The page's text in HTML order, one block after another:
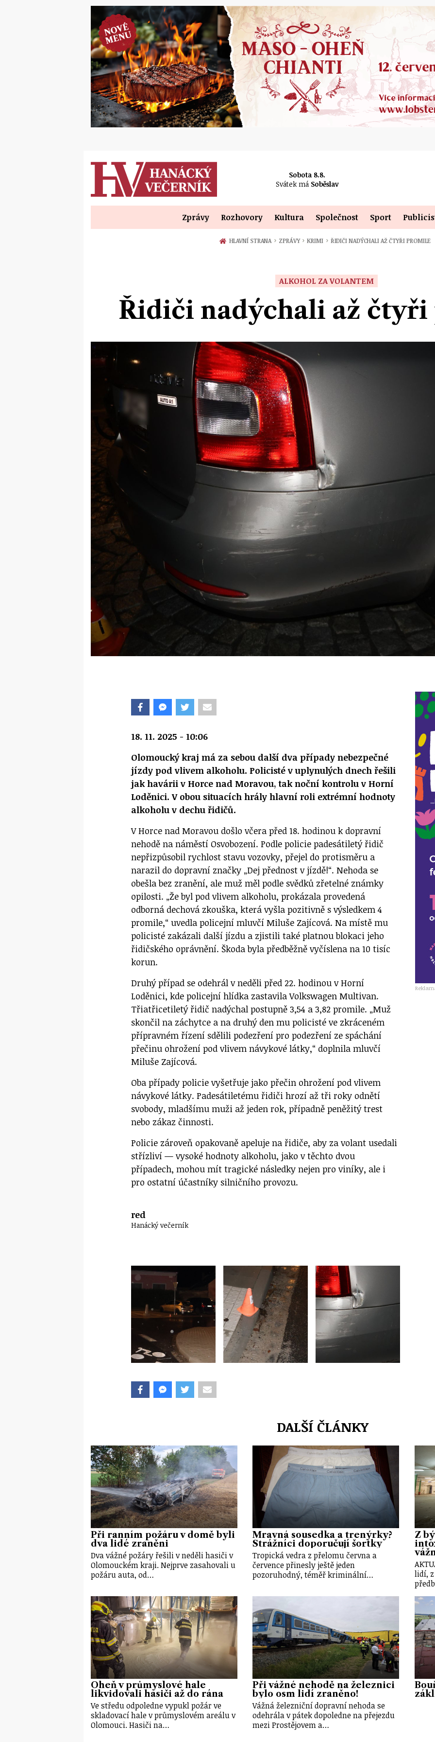
Sobota 8.8.
Svátek má Soběslav
Zprávy Rozhovory Kultura Společnost Sport
HLAVNÍ STRANA › ZPRÁVY › KRIMI › ŘIDIČI NADÝCHALI AŽ ČTYŘI PROMILE
ALKOHOL ZA VOLANTEM
Řidiči nadýchali až
18. 11. 2025 - 10:06
Olomoucký kraj má za sebou další dva případy nebezpečné
jízdy pod vlivem alkoholu. Policisté v uplynulých dnech řešili
jak havárii v Horce nad Moravou, tak noční kontrolu v Horní
Loděnici. V obou situacích hrály hlavní roli extrémní hodnoty
alkoholu v dechu řidičů.
V Horce nad Moravou došlo včera před 18. hodinou k dopravní
nehodě na náměstí Osvobození. Podle policie padesátiletý řidič
nepřizpůsobil rychlost stavu vozovky, přejel do protisměru a
narazil do dopravní značky „Dej přednost v jízdě!“. Nehoda se
obešla bez zranění, ale muž měl podle svědků zřetelné známky
opilosti. „Že byl pod vlivem alkoholu, prokázala provedená
odborná dechová zkouška, která vyšla pozitivně s výsledkem 4
promile,“ uvedla policejní mluvčí Miluše Zajícová. Na místě mu
policisté zakázali další jízdu a zjistili také platnou blokaci jeho
řidičského oprávnění. Škoda byla předběžně vyčíslena na 10 tisíc
korun.
Druhý případ se odehrál v neděli před 22. hodinou v Horní
Loděnici, kde policejní hlídka zastavila Volkswagen Multivan.
Třiatřicetiletý řidič nadýchal postupně 3,54 a 3,82 promile. „Muž
skončil na záchytce a na druhý den mu policisté ve zkráceném
přípravném řízení sdělili podezření pro podezření ze spáchání
přečinu ohrožení pod vlivem návykové látky,“ doplnila mluvčí
Miluše Zajícová.
Oba případy policie vyšetřuje jako přečin ohrožení pod vlivem
návykové látky. Padesátiletému řidiči hrozí až tři roky odnětí
svobody, mladšímu muži až jeden rok, případně peněžitý trest
nebo zákaz činnosti.
Policie zároveň opakovaně apeluje na řidiče, aby za volant usedali
střízliví — vysoké hodnoty alkoholu, jako v těchto dvou
případech, mohou mít tragické následky nejen pro viníky, ale i
pro ostatní účastníky silničního provozu.
red
Hanácký večerník
DALŠÍ ČLÁNKY
Při ranním požáru v domě byli
dva lidé zraněni
Dva vážné požáry řešili v neděli hasiči v
Olomouckém kraji. Nejprve zasahovali u
požáru auta, od…
Mravná sousedka a trenýrky?
Strážníci doporučují šortky
Tropická vedra z přelomu června a
července přinesly ještě jeden
pozoruhodný, téměř kriminální…
Z
lidí,
Oheň v průmyslové hale
likvidovali hasiči až do rána
Ve středu odpoledne vypukl požár ve
skladovací hale v průmyslovém areálu v
Olomouci. Hasiči na…
Při vážné nehodě na železnici
bylo osm lidí zraněno!
Vážná železniční dopravní nehoda se
odehrála v pátek dopoledne na přejezdu
mezi Prostějovem a…